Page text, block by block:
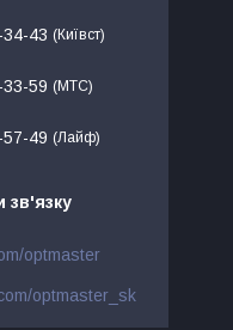
43
Київст
59
МТС
49
Лайф
optmaster
optmaster_sk